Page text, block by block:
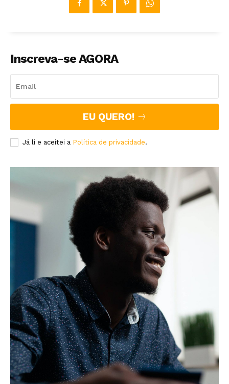
Inscreva-se AGORA
EU QUERO!
Já li e aceitei a Política de privacidade.